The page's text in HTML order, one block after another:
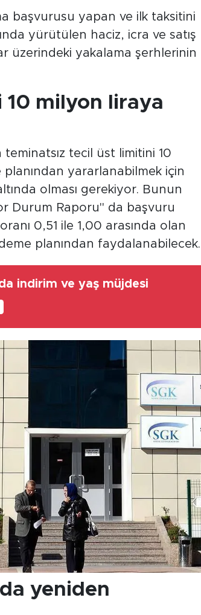
başvurusu yapan ve ilk taksitini
yürütülen haciz, icra ve satış
üzerindeki yakalama şerhlerinin
10 milyon liraya
teminatsız tecil üst limitini 10
planından yararlanabilmek için
olması gerekiyor. Bunun
Durum Raporu" da başvuru
0,51 ile 1,00 arasında olan
planından faydalanabilecek.
indirim ve yaş müjdesi
yeniden